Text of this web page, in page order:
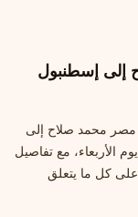
إلى إسطنبول
محمد صلاح إلى
الأربعاء، مع تفاصيل
على كل ما يتعلق